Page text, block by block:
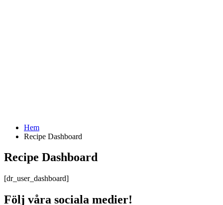
Hem
Recipe Dashboard
Recipe Dashboard
[dr_user_dashboard]
Följ våra sociala medier!